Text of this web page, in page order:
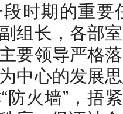
时期的重
组长，各部
要领导严格
中心的发展
防火墙”，捂